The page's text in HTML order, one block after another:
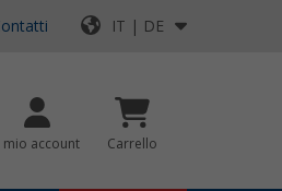
IT | DE
Il mio account Carrello